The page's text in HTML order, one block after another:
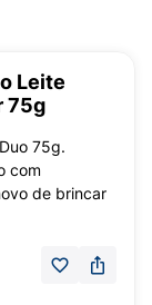
Leite
75g
75g.
com
de brincar